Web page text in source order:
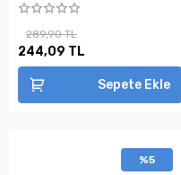
289,90 TL
244,09 TL
Sepete Ekle
%5